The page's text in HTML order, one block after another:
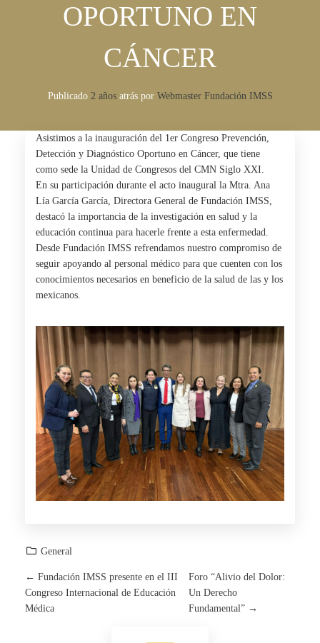
OPORTUNO EN
CÁNCER
Publicado 2 añosatrás por Webmaster Fundación IMSS
Asistimos a la inauguración del 1er Congreso Prevención,
Detección y Diagnóstico Oportuno en Cáncer, que tiene
como sede la Unidad de Congresos del CMN Siglo XXI.
En su participación durante el acto inaugural la Mtra. Ana
Lía García García, Directora General de Fundación IMSS,
destacó la importancia de la investigación en salud y la
educación continua para hacerle frente a esta enfermedad.
Desde Fundación IMSS refrendamos nuestro compromiso de
seguir apoyando al personal médico para que cuenten con los
conocimientos necesarios en beneficio de la salud de las y los
mexicanos.
General
P
O
← Fundación IMSS presente en el III
Congreso Internacional de Educación
Médica
Foro “Alivio del Dolor:
Un Derecho
Fundamental” →